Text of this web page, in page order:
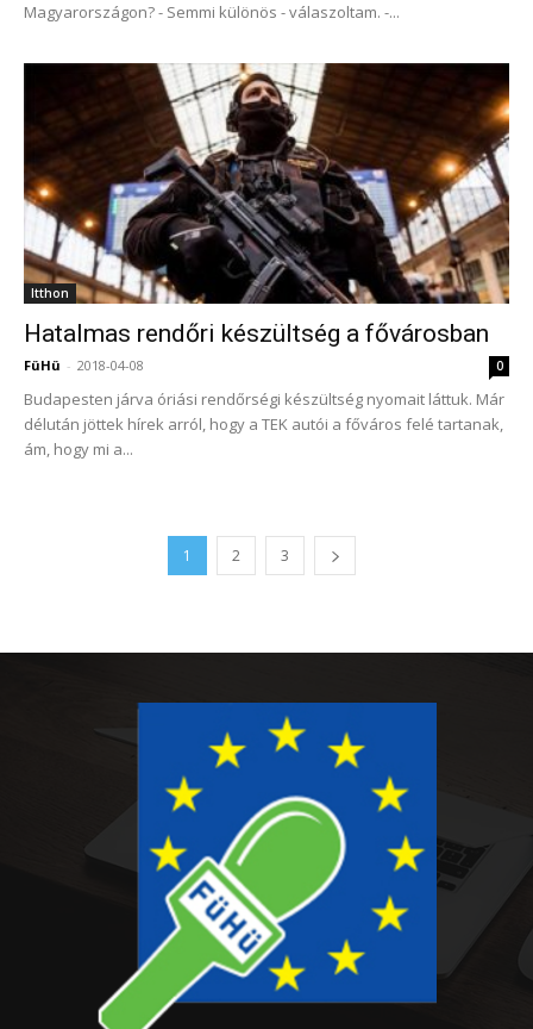
Magyarországon? - Semmi különös - válaszoltam. -...
Itthon
Hatalmas rendőri készültség a fővárosban
FüHü - 2018-04-08 0
Budapesten járva óriási rendőrségi készültség nyomait láttuk. Már
délután jöttek hírek arról, hogy a TEK autói a főváros felé tartanak,
ám, hogy mi a...
1 2 3